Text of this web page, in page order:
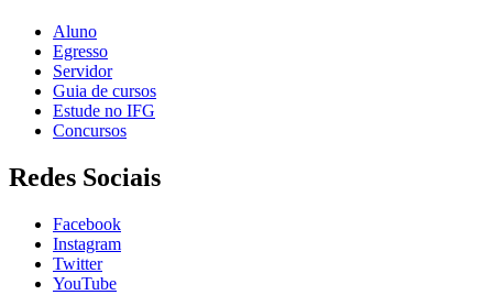
Aluno
Egresso
Servidor
Guia de cursos
Estude no IFG
Concursos
Redes Sociais
Facebook
Instagram
Twitter
YouTube